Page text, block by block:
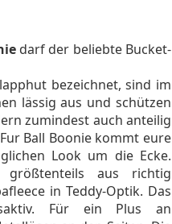
darf der beliebte Bucket-
bezeichnet, sind im
lässig aus und schützen
zumindest auch anteilig
Ball Boonie kommt eure
Look um die Ecke.
aus richtig
in Teddy-Optik. Das
Für ein Plus an